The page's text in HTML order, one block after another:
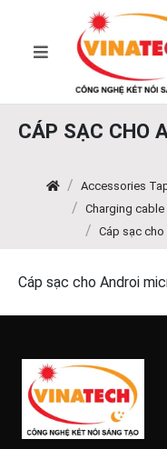
CÁP SẠC CHO
Accessories
Charging
Cáp sạc cho
Cáp sạc cho Androi